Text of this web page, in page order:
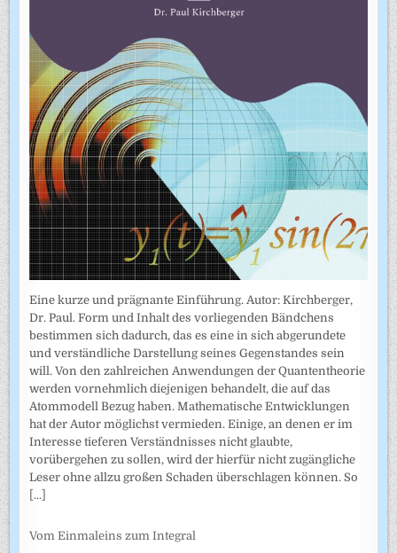
Eine kurze und prägnante Einführung. Autor: Kirchberger,
Dr. Paul. Form und Inhalt des vorliegenden Bändchens
bestimmen sich dadurch, das es eine in sich abgerundete
und verständliche Darstellung seines Gegenstandes sein
will. Von den zahlreichen Anwendungen der Quantentheorie
werden vornehmlich diejenigen behandelt, die auf das
Atommodell Bezug haben. Mathematische Entwicklungen
hat der Autor möglichst vermieden. Einige, an denen er im
Interesse tieferen Verständnisses nicht glaubte,
vorübergehen zu sollen, wird der hierfür nicht zugängliche
Leser ohne allzu großen Schaden überschlagen können. So
[...]
Vom Einmaleins zum Integral